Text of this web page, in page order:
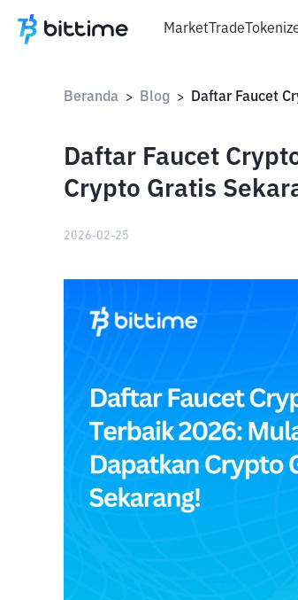
MarketTrade
Beranda > Blog >
Daftar Faucet
Crypto Gratis
2026-02-25